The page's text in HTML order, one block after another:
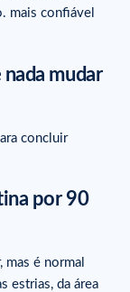
mais confiável
mudar
concluir
por 90
mas é normal
estrias, da área